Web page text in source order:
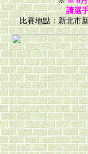
請選
比賽地點：新北市新